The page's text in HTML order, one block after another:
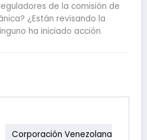
de la comisión de
¿Están revisando la
ha iniciado acción
Corporación Venezolana